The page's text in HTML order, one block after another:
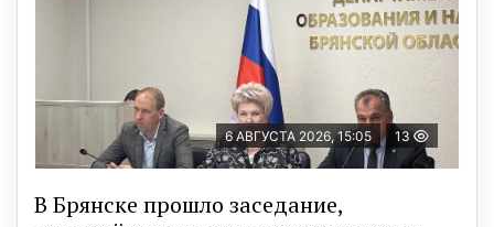
6 АВГУСТА 2026, 15:05 13
В Брянске прошло заседание,